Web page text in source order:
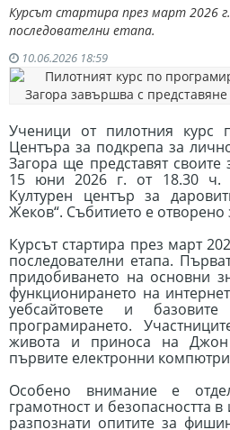
Курсът стартира през март 2026
последователни етапа.
10.06.2026 18:59
Ученици от пилотния курс
Центъра за подкрепа за
Загора ще представят
15 юни 2026 г. от 18.30 ч.
Културен център за
Жеков“. Събитието е
Курсът стартира през март
последователни етапа.
придобиването на основни
функционирането на
уебсайтовете и
програмирането.
живота и приноса на Джон
първите електронни компютри
Особено внимание е
грамотност и безопасността
разпознати опитите за